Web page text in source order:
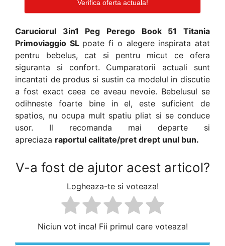
Verifica oferta actuala!
Caruciorul 3in1 Peg Perego Book 51 Titania
Primoviaggio SL poate fi o alegere inspirata atat
pentru bebelus, cat si pentru micut ce ofera
siguranta si confort. Cumparatorii actuali sunt
incantati de produs si sustin ca modelul in discutie
a fost exact ceea ce aveau nevoie. Bebelusul se
odihneste foarte bine in el, este suficient de
spatios, nu ocupa mult spatiu pliat si se conduce
usor. Il recomanda mai departe si
apreciaza raportul calitate/pret drept unul bun.
V-a fost de ajutor acest articol?
Logheaza-te si voteaza!
Niciun vot inca! Fii primul care voteaza!